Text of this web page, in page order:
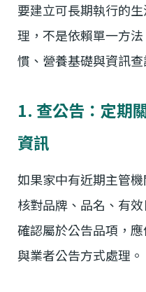
要建立可長期執行的
理，不是依賴單一方
慣、營養基礎與資訊查
1. 查公告：定期
資訊
如果家中有近期主管
核對品牌、品名、有
確認屬於公告品項，
與業者公告方式處理。